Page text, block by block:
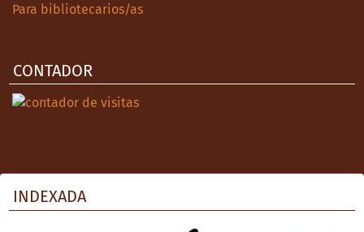
Para bibliotecarios/as
CONTADOR
INDEXADA